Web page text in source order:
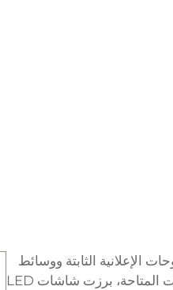
الإعلانية الثابتة ووسائط
الطباعة إلى الحلول الرقمية الديناميكية التي تجذب الانتباه. ومن بين جميع التقنيات المتاحة، برزت شاشات LED